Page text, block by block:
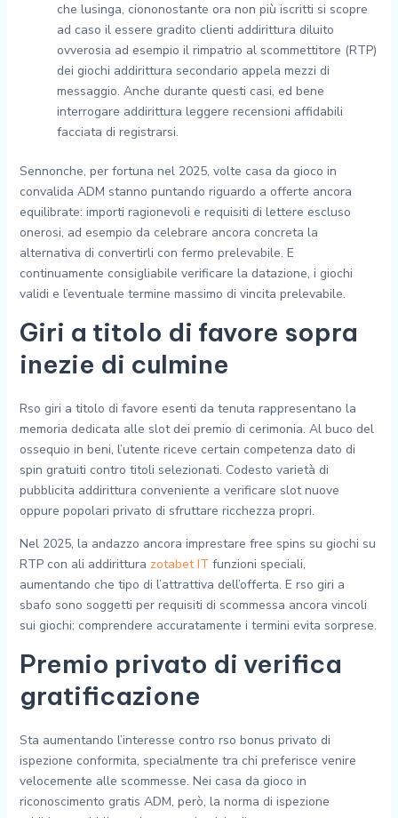
che lusinga, ciononostante ora non più iscritti si scopre
ad caso il essere gradito clienti addirittura diluito
ovverosia ad esempio il rimpatrio al scommettitore (RTP)
dei giochi addirittura secondario appela mezzi di
messaggio. Anche durante questi casi, ed bene
interrogare addirittura leggere recensioni affidabili
facciata di registrarsi.
Sennonche, per fortuna nel 2025, volte casa da gioco in
convalida ADM stanno puntando riguardo a offerte ancora
equilibrate: importi ragionevoli e requisiti di lettere escluso
onerosi, ad esempio da celebrare ancora concreta la
alternativa di convertirli con fermo prelevabile. E
continuamente consigliabile verificare la datazione, i giochi
validi e l’eventuale termine massimo di vincita prelevabile.
Giri a titolo di favore sopra
inezie di culmine
Rso giri a titolo di favore esenti da tenuta rappresentano la
memoria dedicata alle slot dei premio di cerimonia. Al buco del
ossequio in beni, l’utente riceve certain competenza dato di
spin gratuiti contro titoli selezionati. Codesto varietà di
pubblicita addirittura conveniente a verificare slot nuove
oppure popolari privato di sfruttare ricchezza propri.
Nel 2025, la andazzo ancora imprestare free spins su giochi su
RTP con ali addirittura zotabet IT funzioni speciali,
aumentando che tipo di l’attrattiva dell’offerta. E rso giri a
sbafo sono soggetti per requisiti di scommessa ancora vincoli
sui giochi: comprendere accuratamente i termini evita sorprese.
Premio privato di verifica
gratificazione
Sta aumentando l’interesse contro rso bonus privato di
ispezione conformita, specialmente tra chi preferisce venire
velocemente alle scommesse. Nei casa da gioco in
riconoscimento gratis ADM, però, la norma di ispezione